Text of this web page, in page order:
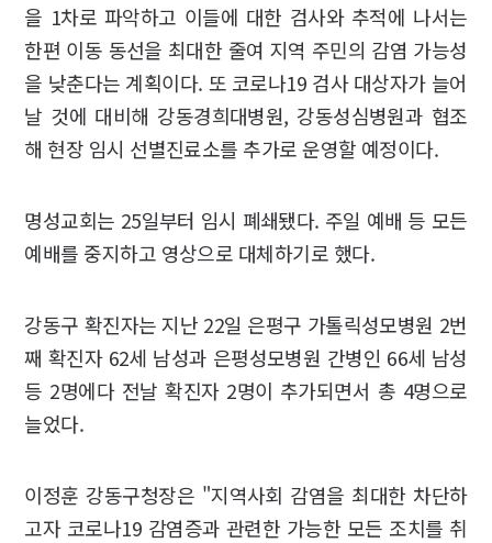
을 1차로 파악하고 이들에 대한 검사와 추적에 나서는
한편 이동 동선을 최대한 줄여 지역 주민의 감염 가능성
을 낮춘다는 계획이다. 또 코로나19 검사 대상자가 늘어
날 것에 대비해 강동경희대병원, 강동성심병원과 협조
해 현장 임시 선별진료소를 추가로 운영할 예정이다.
명성교회는 25일부터 임시 폐쇄됐다. 주일 예배 등 모든
예배를 중지하고 영상으로 대체하기로 했다.
강동구 확진자는 지난 22일 은평구 가톨릭성모병원 2번
째 확진자 62세 남성과 은평성모병원 간병인 66세 남성
등 2명에다 전날 확진자 2명이 추가되면서 총 4명으로
늘었다.
이정훈 강동구청장은 "지역사회 감염을 최대한 차단하
고자 코로나19 감염증과 관련한 가능한 모든 조치를 취